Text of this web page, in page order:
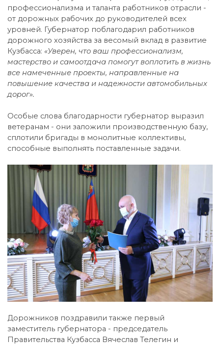
профессионализма и таланта работников отрасли -
от дорожных рабочих до руководителей всех
уровней. Губернатор поблагодарил работников
дорожного хозяйства за весомый вклад в развитие
Кузбасса: «Уверен, что ваш профессионализм,
мастерство и самоотдача помогут воплотить в жизнь
все намеченные проекты, направленные на
повышение качества и надежности автомобильных
дорог».
Особые слова благодарности губернатор выразил
ветеранам - они заложили производственную базу,
сплотили бригады в монолитные коллективы,
способные выполнять поставленные задачи.
Дорожников поздравили также первый
заместитель губернатора - председатель
Правительства Кузбасса Вячеслав Телегин и